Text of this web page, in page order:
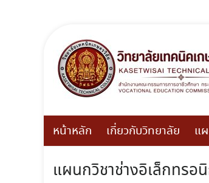
หน้าหลัก เกี่ยวกับวิทยาลัย แ
แผนกวิชาช่างอิเล็กทรอ